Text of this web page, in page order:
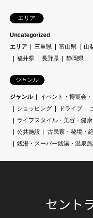
エリア
Uncategorized
エリア
三重県 富山県 山
福井県
長野県 静岡県
ジャンル
ジャンル イベント・博覧会
ショッピング
ドライブ
ライフスタイル・美容・健康
公共施設
古民家・秘境・
銭湯・スーパー銭湯・温泉
セント